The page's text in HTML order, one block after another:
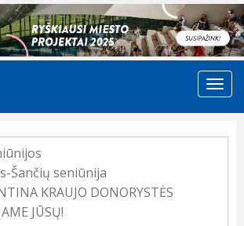
Šančių seniūnija
KRAUJO DONORYSTĖS
JŪSŲ!